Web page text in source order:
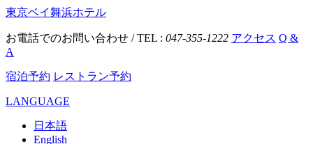
東京ベイ舞浜ホテル
お電話でのお問い合わせ / TEL : 047-355-1222 アクセス Q &
A
宿泊予約 レストラン予約
LANGUAGE
日本語
English